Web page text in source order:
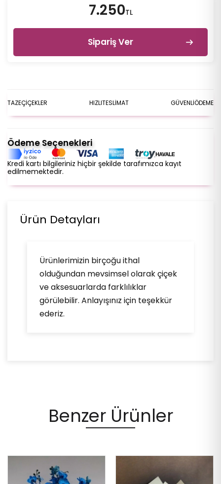
7.250TL
Sipariş Ver
TAZEÇİÇEKLER HIZLITESLİMAT GÜVENLİÖDEME
Ödeme Seçenekleri
Kredi kartı bilgileriniz hiçbir şekilde tarafımızca kayıt
edilmemektedir.
Ürün Detayları
Ürünlerimizin birçoğu ithal
olduğundan mevsimsel olarak çiçek
ve aksesuarlarda farklılıklar
görülebilir. Anlayışınız için teşekkür
ederiz.
Benzer Ürünler